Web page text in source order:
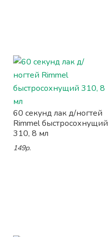
60 секунд лак д/ногтей
Rimmel быстросохнущий
310, 8 мл
149р.